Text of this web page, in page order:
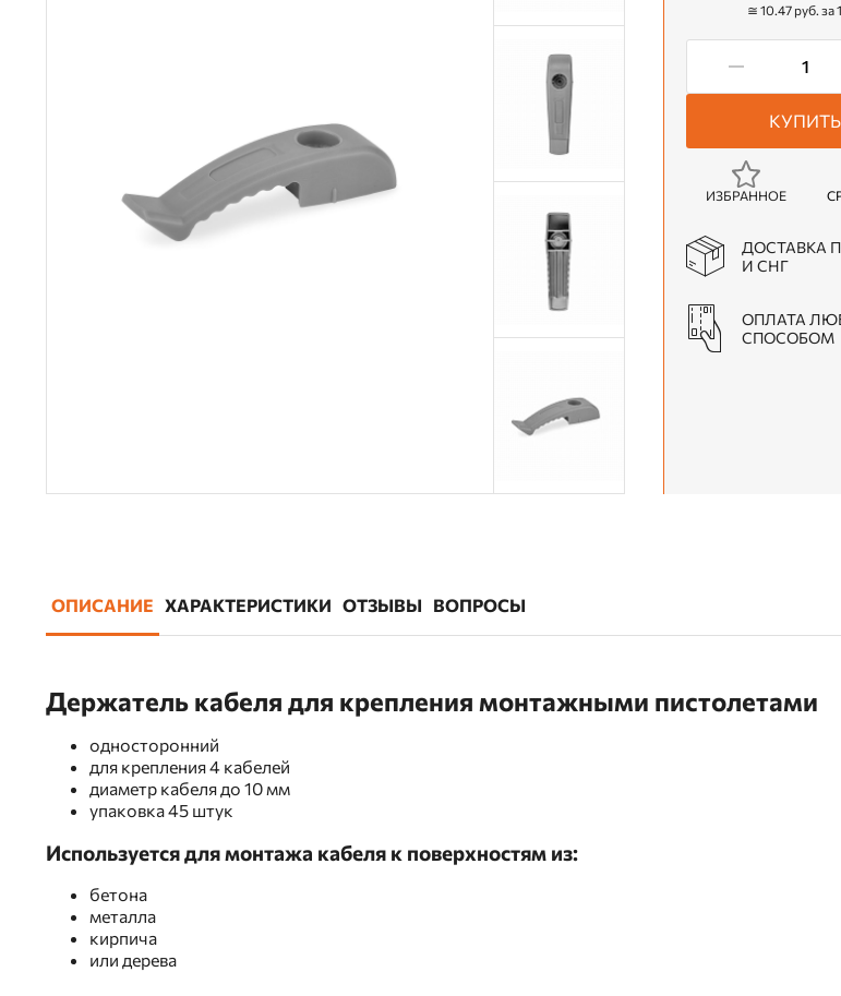
≅ 10.47 руб. за
КУПИТЬ
ИЗБРАННОЕ
ДОСТАВКА
И СНГ
ОПЛАТА
СПОСОБОМ
ОПИСАНИЕ ХАРАКТЕРИСТИКИ ОТЗЫВЫ ВОПРОСЫ
Держатель кабеля для крепления монтажными пистолетами
односторонний
для крепления 4 кабелей
диаметр кабеля до 10 мм
упаковка 45 штук
Используется для монтажа кабеля к поверхностям из:
бетона
металла
кирпича
или дерева